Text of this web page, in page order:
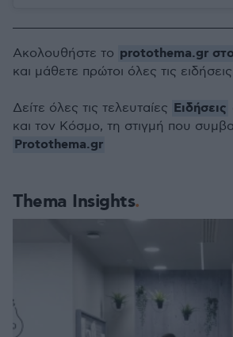
Thema Insights
Ακολουθήστε το protothema.gr
και μάθετε πρώτοι όλες τις ειδήσεις
Δείτε όλες τις τελευταίες Ειδήσεις
και τον Κόσμο, τη στιγμή που
Protothema.gr